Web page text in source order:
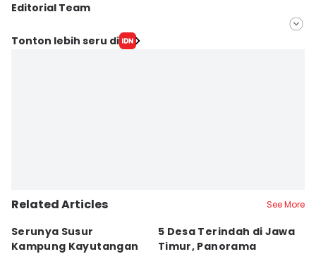
Editorial Team
Editor
Tonton lebih seru di
Related Articles See More
Serunya Susur
Kampung Kayutangan
5 Desa Terindah di Jawa
Timur, Panorama